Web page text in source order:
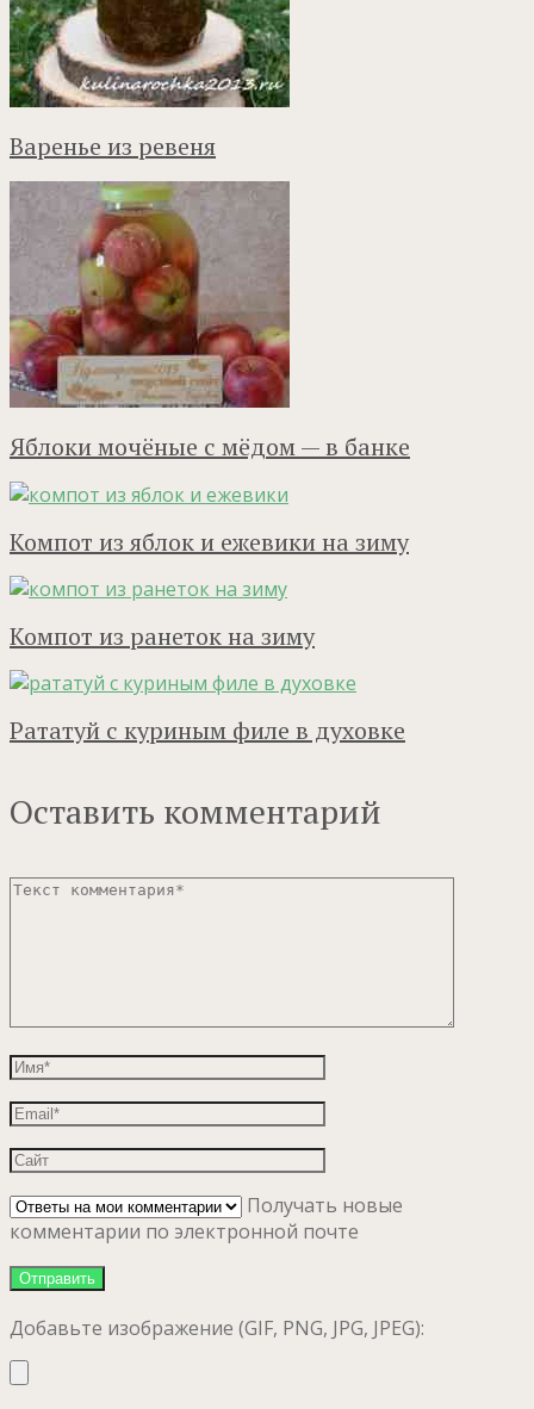
Варенье из ревеня
Яблоки мочёные с мёдом — в банке
Компот из яблок и ежевики на зиму
Компот из ранеток на зиму
Рататуй с куриным филе в духовке
Оставить комментарий
Получать новые
комментарии по электронной почте
Добавьте изображение (GIF, PNG, JPG, JPEG):